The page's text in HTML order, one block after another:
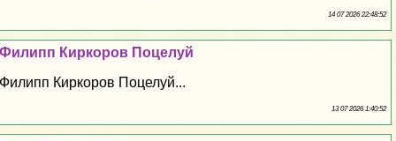
14 07 2026 22:48:52
Филипп Киркоров Поцелуй
Филипп Киркоров Поцелуй...
13 07 2026 1:40:52